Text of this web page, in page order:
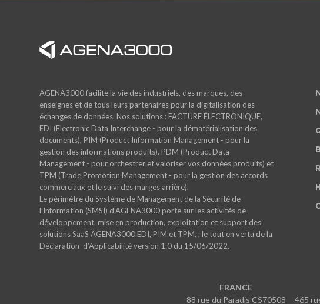
AGENA3000 facilite la vie des industriels, des marques, des
enseignes et de tous leurs partenaires pour la digitalisation des
échanges de données. Nos solutions : FACTURE ÉLECTRONIQUE,
EDI (Electronic Data Interchange - pour la dématérialisation des
documents), PIM (Product Information Management - pour la
gestion des informations produits), PDM (Product Data
Management - pour orchestrer et valoriser vos données produits) et
TPM (Trade Promotion Management - pour la gestion des accords
commerciaux et le suivi des marges arrière).
Le périmètre du Système de Management de la Sécurité de
l’Information (SMSI) d’AGENA3000 porte sur les activités de
développement, mise en production, exploitation et support des
solutions SaaS AGENA3000 EDI, PIM et TPM. ; le tout en vertu de la
Déclaration d’Applicabilité version 1.0 du 15/06/2022.
FRANCE
88 rue du Paradis CS70508
465